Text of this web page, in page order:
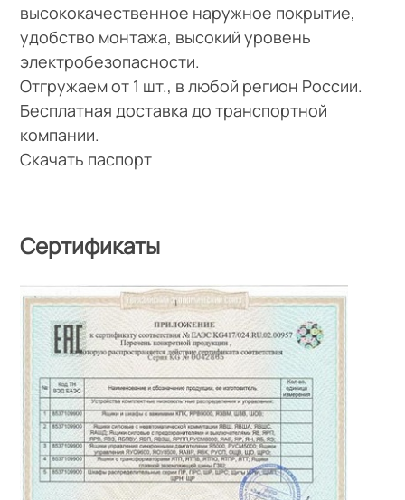
высококачественное наружное покрытие,
удобство монтажа, высокий уровень
электробезопасности.
Отгружаем от 1 шт., в любой регион России.
Бесплатная доставка до транспортной
компании.
Скачать паспорт
Сертификаты